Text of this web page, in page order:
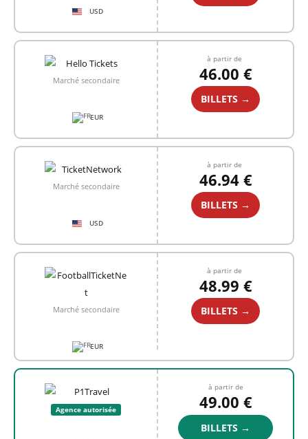
USD
Marché secondaire
EUR
à partir de
46.00 €
BILLETS →
Marché secondaire
USD
à partir de
46.94 €
BILLETS →
Marché secondaire
EUR
à partir de
48.99 €
BILLETS →
Agence autorisée
à partir de
49.00 €
BILLETS →